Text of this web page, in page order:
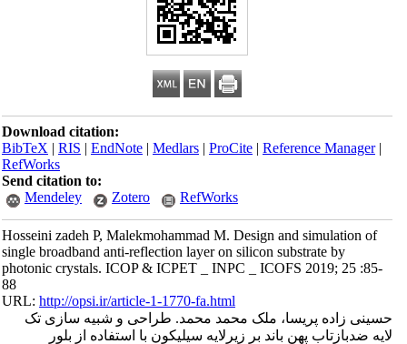
Download citation:
BibTeX|RIS|EndNote|Medlars|ProCite|Reference Manager
RefWorks
Send citation to:
Mendeley
Zotero RefWorks
Hosseini zadeh P, Malekmohammad M. Design and simulation of
single broadband anti-reflection layer on silicon substrate by
photonic crystals. ICOP & ICPET _ INPC _ ICOFS 2019; 25 :85-
88
URL:http://opsi.ir/article-1-1770-fa.html
حسینی زاده پریسا، ملک محمد محمد. طراحی و شبیه سازی تک
لایه ضدبازتاب پهن باند بر زیرلایه سیلیکون با استفاده از بلور